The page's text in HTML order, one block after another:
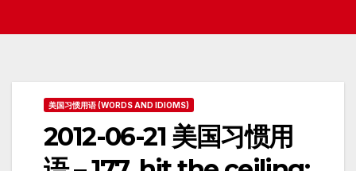
美国习惯用语 (WORDS AND IDIOMS)
2012-06-21 美国习惯用